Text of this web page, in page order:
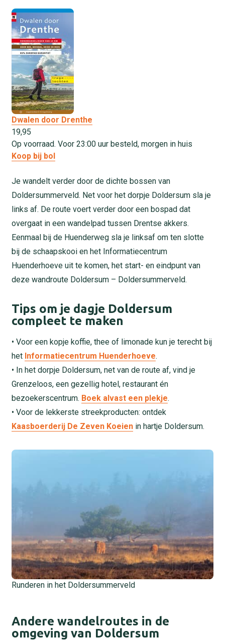
Dwalen door Drenthe
19,95
Op voorraad. Voor 23:00 uur besteld, morgen in huis
Koop bij bol
Je wandelt verder door de dichte bossen van
Doldersummerveld. Net voor het dorpje Doldersum sla je
links af. De route voert verder door een bospad dat
overgaat in een wandelpad tussen Drentse akkers.
Eenmaal bij de Huenderweg sla je linksaf om ten slotte
bij de schaapskooi en het Informatiecentrum
Huenderhoeve uit te komen, het start- en eindpunt van
deze wandroute Doldersum – Doldersummerveld.
Tips om je dagje Doldersum
compleet te maken
• Voor een kopje koffie, thee of limonade kun je terecht bij
het Informatiecentrum Huenderhoeve.
• In het dorpje Doldersum, net van de route af, vind je
Grenzeloos, een gezellig hotel, restaurant én
bezoekerscentrum. Boek alvast een plekje.
• Voor de lekkerste streekproducten: ontdek
Kaasboerderij De Zeven Koeien in hartje Doldersum.
Runderen in het Doldersummerveld
Andere wandelroutes in de
omgeving van Doldersum